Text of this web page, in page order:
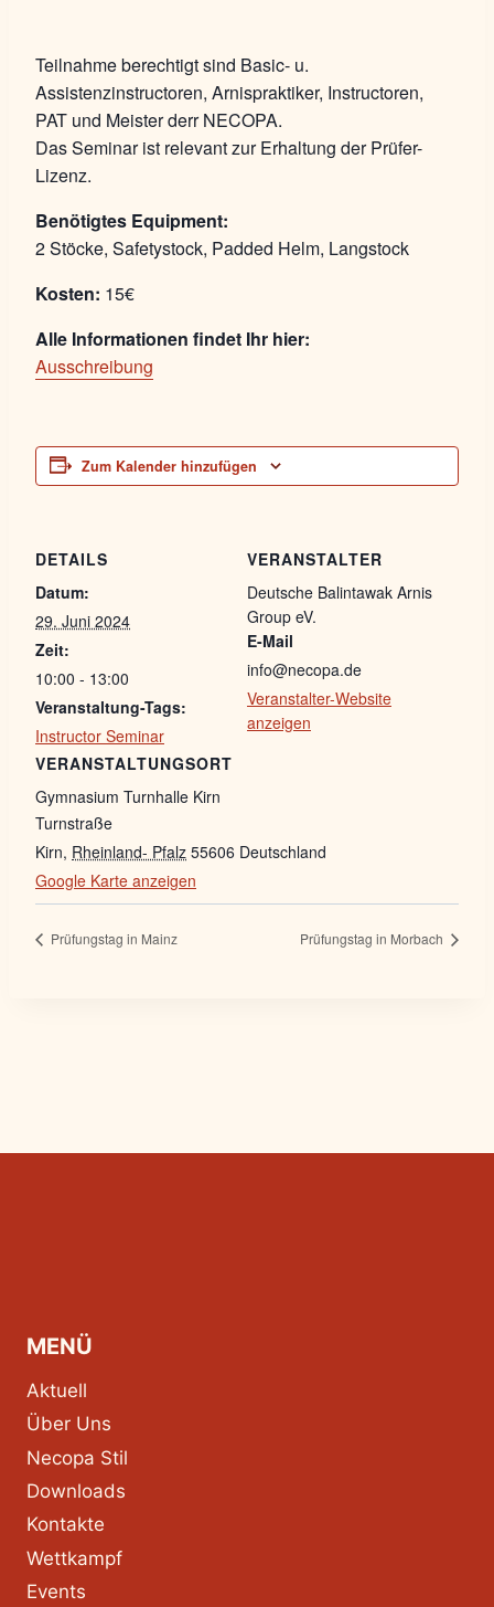
Teilnahme berechtigt sind Basic- u.
Assistenzinstructoren, Arnispraktiker, Instructoren,
PAT und Meister derr NECOPA.
Das Seminar ist relevant zur Erhaltung der Prüfer-
Lizenz.
Benötigtes Equipment:
2 Stöcke, Safetystock, Padded Helm, Langstock
Kosten: 15€
Alle Informationen findet Ihr hier:
Ausschreibung
Zum Kalender hinzufügen
DETAILS
Datum:
29. Juni 2024
Zeit:
10:00 - 13:00
Veranstaltung-Tags:
Instructor Seminar
VERANSTALTUNGSORT
Gymnasium Turnhalle Kirn
Turnstraße
Kirn, Rheinland- Pfalz 55606 Deutschland
Google Karte anzeigen
VERANSTALTER
Deutsche Balintawak Arnis
Group eV.
E-Mail
info@necopa.de
Veranstalter-Website
anzeigen
Prüfungstag in Mainz Prüfungstag in Morbach
MENÜ
Aktuell
Über Uns
Necopa Stil
Downloads
Kontakte
Wettkampf
Events